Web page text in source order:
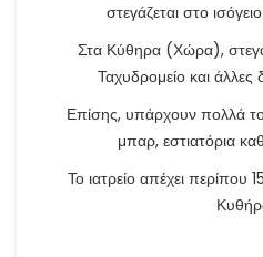
στεγάζεται στο
Στα Κύθηρα (Χώρα),
Ταχυδρομείο και άλλες
Επίσης, υπάρχουν πολλά
μπαρ, εστιατόρια
Το ιατρείο απέχει περίπου